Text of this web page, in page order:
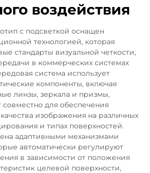
воздействия
с подсветкой оснащен
технологией, которая
стандарты визуальной четкости,
в коммерческих системах
система использует
компоненты, включая
линзы, зеркала и призмы,
для обеспечения
изображения на различных
и типах поверхностей.
адаптивными механизмами
автоматически регулируют
в зависимости от положения
целевой поверхности,